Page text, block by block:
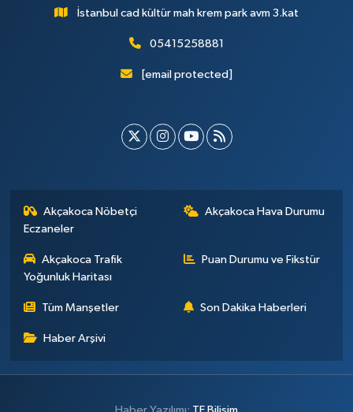
İstanbul cad kültür mah krem park avm 3.kat
05415258881
[email protected]
Akçakoca Nöbetçi
Eczaneler
Akçakoca Hava Durumu
Akçakoca Trafik
Yoğunluk Haritası
Puan Durumu ve Fikstür
Tüm Manşetler Son Dakika Haberleri
Haber Arşivi